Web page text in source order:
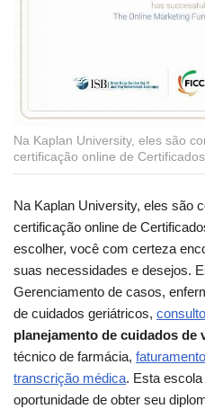
Na Kaplan University, eles são
certificação online de Certificados
Na Kaplan University, eles são
certificação online de
escolher, você com certeza
suas necessidades e desejos.
Gerenciamento de casos,
de cuidados geriátricos,
planejamento de cuidados de
técnico de farmácia, faturamento
transcrição médica. Esta
oportunidade de obter seu